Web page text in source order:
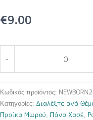
€9.00
-
Πουά
Αερόστατο
(Πάνα
Χασέ)
ποσότητα
Κωδικός προϊόντος:
Κατηγορίες: Διαλέξτε ανά
Προίκα Μωρού, Πάνα Χασέ,